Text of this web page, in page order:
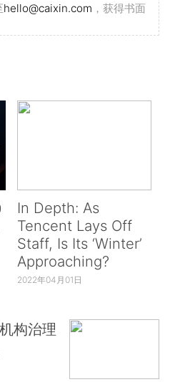
hello@caixin.com ，获得书面
In Depth: As
Tencent Lays Off
Staff, Is Its ‘Winter’
Approaching?
2022年04月01日
构治理